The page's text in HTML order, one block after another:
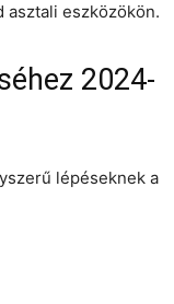
asztali eszközökön.
2024-
lépéseknek a